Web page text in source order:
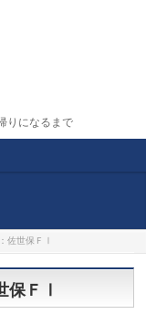
りになるまで
佐世保ＦⅠ
保ＦⅠ